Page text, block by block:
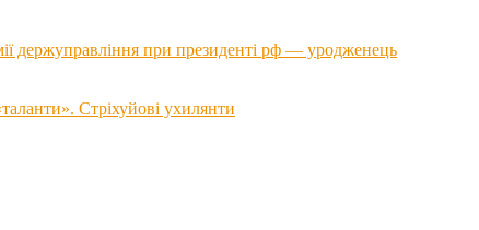
держуправління при президенті рф — уродженець
Стріхуйові ухилянти